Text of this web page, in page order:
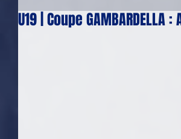
U19 | Coupe GAMBARDELLA